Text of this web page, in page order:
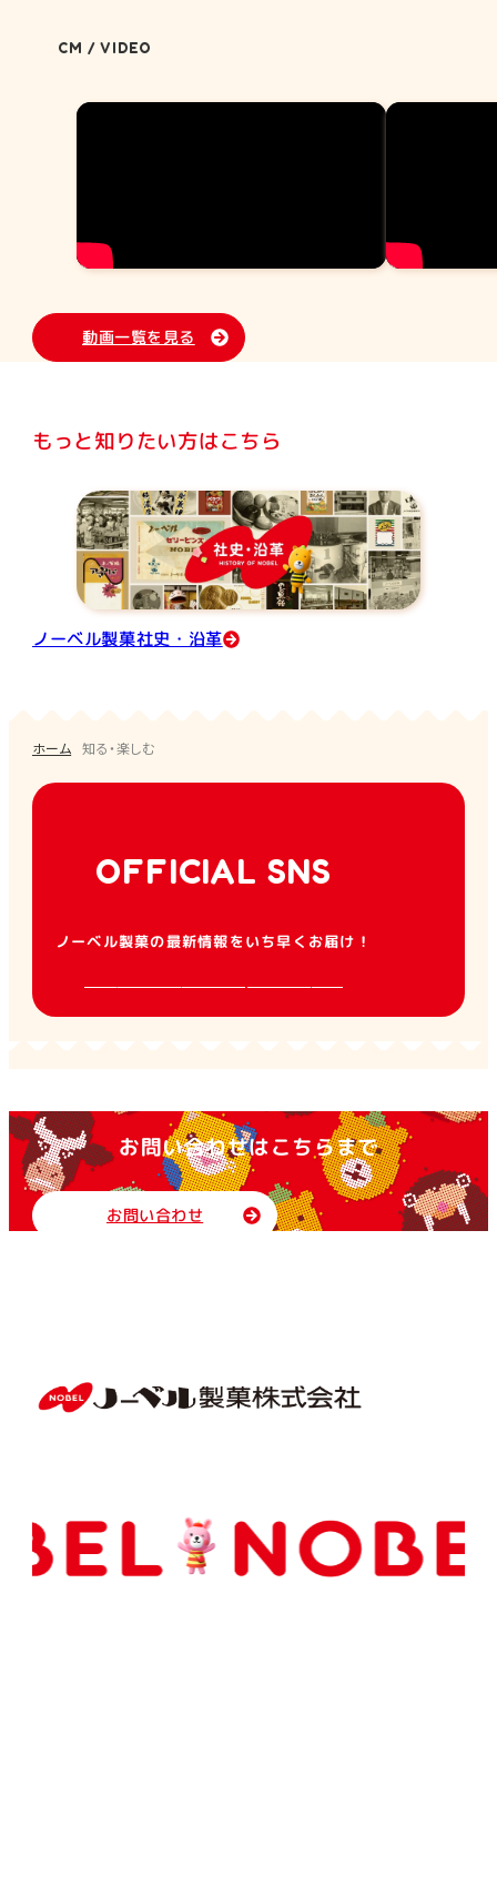
CM / VIDEO
動画一覧を見る
もっと知りたい方はこちら
ノーベル製菓社史・沿革
ホーム 知る・楽しむ
OFFICIAL SNS
ノーベル製菓の最新情報をいち早くお届け！
お問い合わせはこちらまで
お問い合わせ